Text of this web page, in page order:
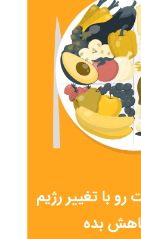
با تغییر رژیم
بده